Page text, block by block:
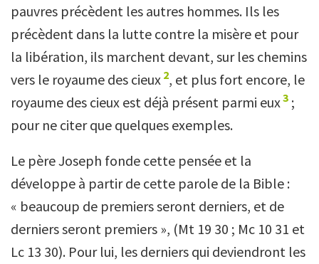
pauvres précèdent les autres hommes. Ils les
précèdent dans la lutte contre la misère et pour
la libération, ils marchent devant, sur les chemins
vers le royaume des cieux 2, et plus fort encore, le
royaume des cieux est déjà présent parmi eux3 ;
pour ne citer que quelques exemples.
Le père Joseph fonde cette pensée et la
développe à partir de cette parole de la Bible :
« beaucoup de premiers seront derniers, et de
derniers seront premiers », (Mt 19 30 ; Mc 10 31 et
Lc 13 30). Pour lui, les derniers qui deviendront les